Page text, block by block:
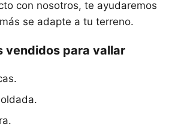
con nosotros, te ayudaremos
se adapte a tu terreno.
vendidos para vallar